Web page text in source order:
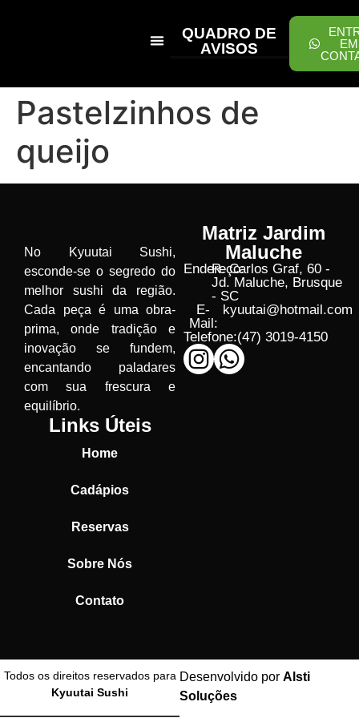
QUADRO DE
AVISOS
EM
Pastelzinhos de
queijo
No Kyuutai Sushi,
esconde-se o segredo do
melhor sushi da região.
Cada peça é uma obra-
prima, onde tradição e
inovação se fundem,
encantando paladares
com sua frescura e
equilíbrio.
Links Úteis
Home
Cadápios
Reservas
Sobre Nós
Contato
Matriz Jardim
Maluche
Endereço:
R. Carlos Graf, 60 -
Jd. Maluche, Brusque
- SC
E-
Mail:
kyuutai@hotmail.com
Telefone:(47) 3019-4150
Todos os direitos reservados para
Kyuutai Sushi
Desenvolvido por Alsti
Soluções